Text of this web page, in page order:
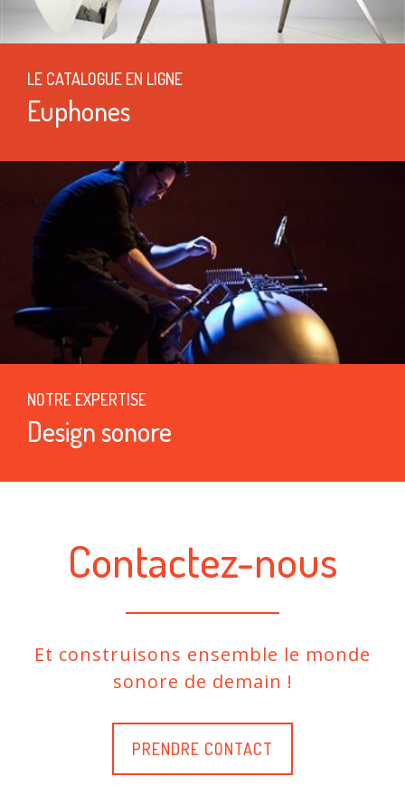
LE CATALOGUE EN LIGNE
Euphones
NOTRE EXPERTISE
Design sonore
Contactez-nous
Et construisons ensemble le monde
sonore de demain !
PRENDRE CONTACT